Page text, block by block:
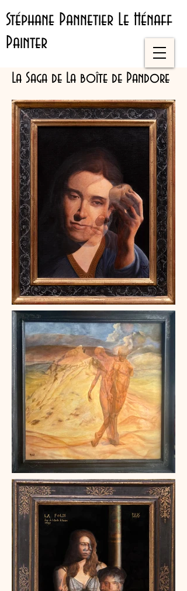
Stéphane Pannetier Le Hénaff
Painter
La Saga de La boîte de Pandore